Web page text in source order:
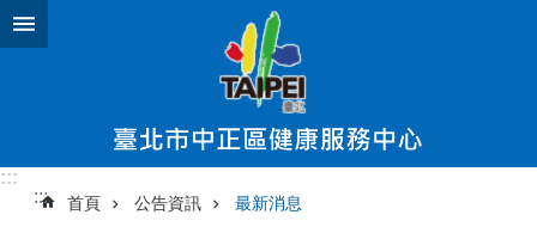
跳到主要內容區塊
:::
:::
首頁 公告資訊 最新消息